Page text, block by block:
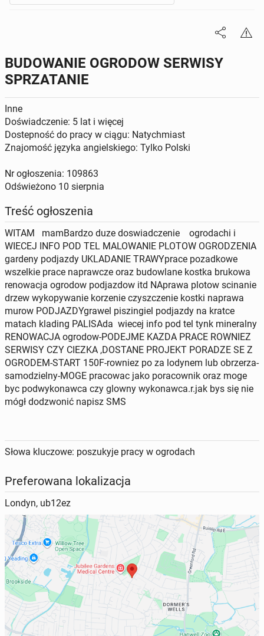
BUDOWANIE OGRODOW SERWISY
SPRZATANIE
Inne
Doświadczenie: 5 lat i więcej
Dostepność do pracy w ciągu: Natychmiast
Znajomość języka angielskiego: Tylko Polski
Nr ogłoszenia: 109863
Odświeżono 10 sierpnia
Treść ogłoszenia
WITAM mamBardzo duze doswiadczenie ogrodachi i
WIECEJ INFO POD TEL MALOWANIE PLOTOW OGRODZENIA
gardeny podjazdy UKLADANIE TRAWYprace pozadkowe
wszelkie prace naprawcze oraz budowlane kostka brukowa
renowacja ogrodow podjazdow itd NAprawa plotow scinanie
drzew wykopywanie korzenie czyszczenie kostki naprawa
murow PODJAZDYgrawel piszingiel podjazdy na kratce
matach klading PALISAda wiecej info pod tel tynk mineralny
RENOWACJA ogrodow-PODEJME KAZDA PRACE ROWNIEZ
SERWISY CZY CIEZKA ,DOSTANE PROJEKT PORADZE SE Z
OGRODEM-START 150F-rowniez po za lodynem lub obrzerza-
samodzielny-MOGE pracowac jako poracownik oraz moge
byc podwykonawca czy glowny wykonawca.r.jak bys się nie
mógł dodzwonić napisz SMS
Słowa kluczowe: poszukyje pracy w ogrodach
Preferowana lokalizacja
Londyn, ub12ez